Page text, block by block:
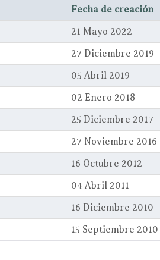
Fecha de creación
21 Mayo 2022
27 Diciembre 2019
05 Abril 2019
02 Enero 2018
25 Diciembre 2017
27 Noviembre 2016
16 Octubre 2012
04 Abril 2011
16 Diciembre 2010
15 Septiembre 2010